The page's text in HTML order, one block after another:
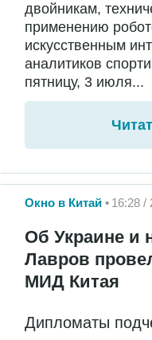
двойникам,
применению
искусственным
аналитиков
пятницу, 3 июля...
Окно в Китай 16:28 /
Об Украине и
Лавров
МИД Китая
Дипломаты